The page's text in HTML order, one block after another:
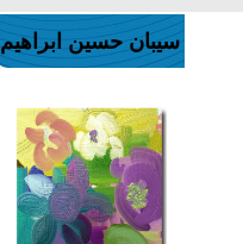
سيبان حسين ابراهيم